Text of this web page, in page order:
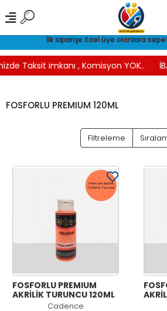
İlk siparişe özel üye olanlara
Taksit imkanı , Komisyon YOK..
FOSFORLU PREMIUM 120ML
Filtreleme
FOSFORLU PREMIUM
AKRİLİK TURUNCU 120ML
Cadence